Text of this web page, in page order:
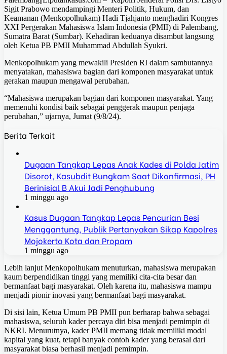
Sigit Prabowo mendampingi Menteri Politik, Hukum, dan
Keamanan (Menkopolhukam) Hadi Tjahjanto menghadiri Kongres
XXI Pergerakan Mahasiswa Islam Indonesia (PMII) di Palembang,
Sumatra Barat (Sumbar). Kehadiran keduanya disambut langsung
oleh Ketua PB PMII Muhammad Abdullah Syukri.
Menkopolhukam yang mewakili Presiden RI dalam sambutannya
menyatakan, mahasiswa bagian dari komponen masyarakat untuk
gerakan maupun mengawal perubahan.
“Mahasiswa merupakan bagian dari komponen masyarakat. Yang
memenuhi kondisi baik sebagai penggerak maupun penjaga
perubahan,” ujarnya, Jumat (9/8/24).
Berita Terkait
Dugaan Tangkap Lepas Anak Kades di Polda Jatim
Disorot, Kasubdit Bungkam Saat Dikonfirmasi, PH
Berinisial B Akui Jadi Penghubung
1 minggu ago
Kasus Dugaan Tangkap Lepas Pencurian Besi
Menggantung, Publik Pertanyakan Sikap Kapolres
Mojokerto Kota dan Propam
1 minggu ago
Lebih lanjut Menkopolhukam menuturkan, mahasiswa merupakan
kaum berpendidikan tinggi yang memiliki cita-cita besar dan
bermanfaat bagi masyarakat. Oleh karena itu, mahasiswa mampu
menjadi pionir inovasi yang bermanfaat bagi masyarakat.
Di sisi lain, Ketua Umum PB PMII pun berharap bahwa sebagai
mahasiswa, seluruh kader percaya diri bisa menjadi pemimpin di
NKRI. Menurutnya, kader PMII memang tidak memiliki modal
kapital yang kuat, tetapi banyak contoh kader yang berasal dari
masyarakat biasa berhasil menjadi pemimpin.